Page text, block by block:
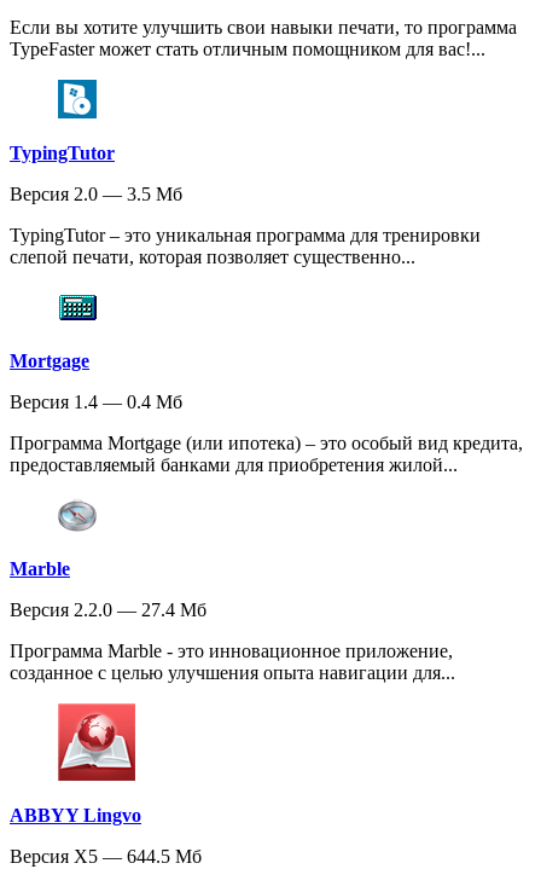
Если вы хотите улучшить свои навыки печати, то программа
TypeFaster может стать отличным помощником для вас!...
TypingTutor
Версия 2.0 — 3.5 Мб
TypingTutor – это уникальная программа для тренировки
слепой печати, которая позволяет существенно...
Mortgage
Версия 1.4 — 0.4 Мб
Программа Mortgage (или ипотека) – это особый вид кредита,
предоставляемый банками для приобретения жилой...
Marble
Версия 2.2.0 — 27.4 Мб
Программа Marble - это инновационное приложение,
созданное с целью улучшения опыта навигации для...
ABBYY Lingvo
Версия X5 — 644.5 Мб